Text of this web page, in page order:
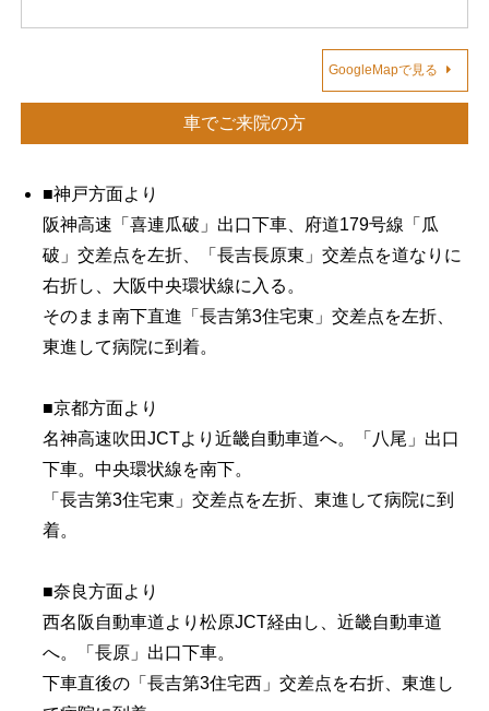
GoogleMapで見る
車でご来院の方
■神戸方面より
阪神高速「喜連瓜破」出口下車、府道179号線「瓜
破」交差点を左折、「長吉長原東」交差点を道なりに
右折し、大阪中央環状線に入る。
そのまま南下直進「長吉第3住宅東」交差点を左折、
東進して病院に到着。
■京都方面より
名神高速吹田JCTより近畿自動車道へ。「八尾」出口
下車。中央環状線を南下。
「長吉第3住宅東」交差点を左折、東進して病院に到
着。
■奈良方面より
西名阪自動車道より松原JCT経由し、近畿自動車道
へ。「長原」出口下車。
下車直後の「長吉第3住宅西」交差点を右折、東進し